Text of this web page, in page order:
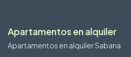
Apartamentos en alquiler
Apartamentos en alquiler Sabana